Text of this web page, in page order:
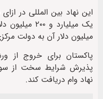
میلیون دلار آن به دولت
پاکستان برای خروج از
پذیرش شرایط سخت از
نهاد وام دریافت کند.